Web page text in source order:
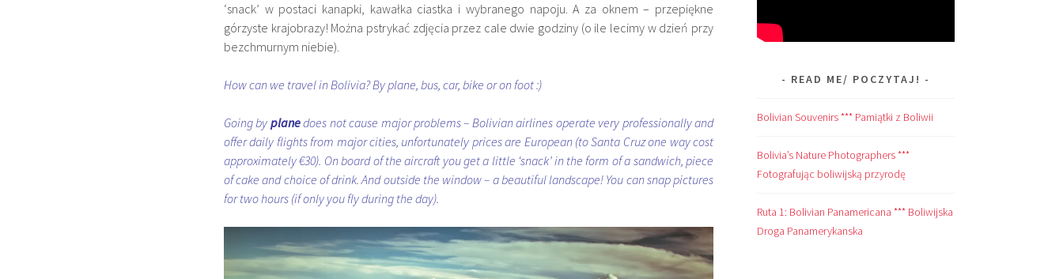
‘snack’ w postaci kanapki, kawałka ciastka i wybranego napoju. A za oknem – przepiękne
górzyste krajobrazy! Można pstrykać zdjęcia przez cale dwie godziny (o ile lecimy w dzień przy
bezchmurnym niebie).
How can we travel in Bolivia? By plane, bus, car, bike or on foot :)
Going by planedoes not cause major problems – Bolivian airlines operate very professionally and
offer daily flights from major cities, unfortunately prices are European (to Santa Cruz one way cost
approximately €30). On board of the aircraft you get a little ‘snack’ in the form of a sandwich, piece
of cake and choice of drink. And outside the window – a beautiful landscape! You can snap pictures
for two hours (if only you fly during the day).
READ ME/ POCZYTAJ!
Bolivian Souvenirs *** Pamiątki z Boliwii
Bolivia’s Nature Photographers ***
Fotografując boliwijską przyrodę
Ruta 1: Bolivian Panamericana *** Boliwijska
Droga Panamerykanska